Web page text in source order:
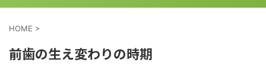
HOME >
前歯の生え変わりの時期